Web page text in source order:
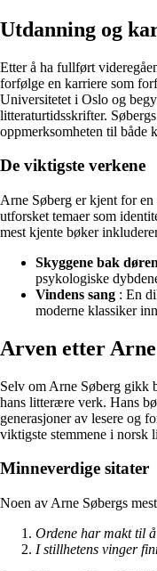
Utdanning og
Etter å ha fullført
forfølge en karriere som
Universitetet i Oslo og
litteraturtidsskrifter.
oppmerksomheten til både
De viktigste verkene
Arne Søberg er kjent for
utforsket temaer som
mest kjente bøker
Skyggene bak døren
psykologiske
Vindens sang : En
moderne klassiker
Arven etter
Selv om Arne Søberg gikk
hans litterære verk. Hans
generasjoner av lesere og
viktigste stemmene i norsk
Minneverdige sitater
Noen av Arne Søbergs
Ordene har makt til
I stillhetens vinger